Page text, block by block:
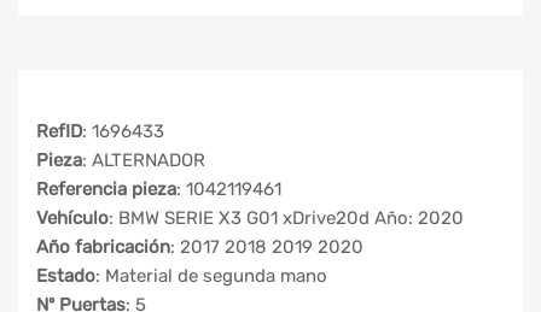
RefID: 1696433
Pieza: ALTERNADOR
Referencia pieza: 1042119461
Vehículo: BMW SERIE X3 G01 xDrive20d Año: 2020
Año fabricación: 2017 2018 2019 2020
Estado: Material de segunda mano
Nº Puertas: 5